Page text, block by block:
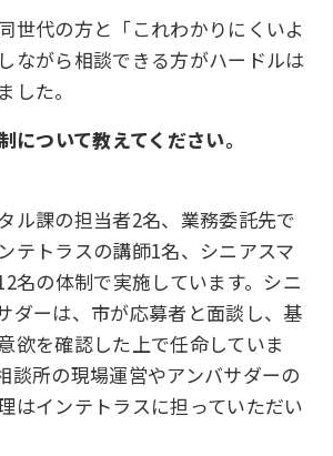
世代の方と「これわかりにくいよ
ながら相談できる方がハードルは
した。
について教えてください。
ル課の担当者2名、業務委託先で
テトラスの講師1名、シニアスマ
名の体制で実施しています。シニ
ダーは、市が応募者と面談し、基
欲を確認した上で任命していま
談所の現場運営やアンバサダーの
はインテトラスに担っていただい